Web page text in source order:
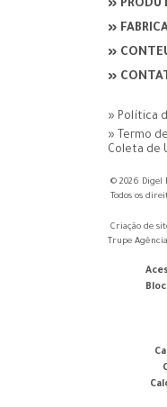
»
»
»
»
» Política
» Termo
Coleta de
© 2026 Digel
Todos os
Criação de
Trupe